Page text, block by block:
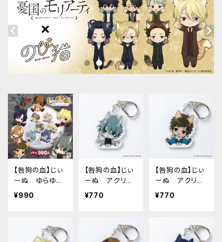
【咎狗の血】じぃ
ーぬ ゆらゆら
アククリルブロッ
¥990
【咎狗の血】じぃ
ーぬ アクリル
キーホルダー
¥770
【咎狗の血】じぃ
ーぬ アクリル
キーホルダー
¥770